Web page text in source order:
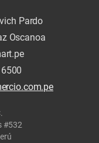
Pardo
Oscanoa
#532